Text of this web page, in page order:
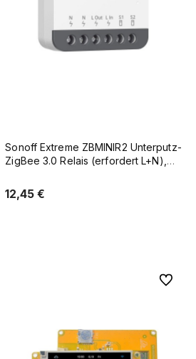
Sonoff Extreme ZBMINIR2 Unterputz-
ZigBee 3.0 Relais (erfordert L+N),
12,45 €
Zu